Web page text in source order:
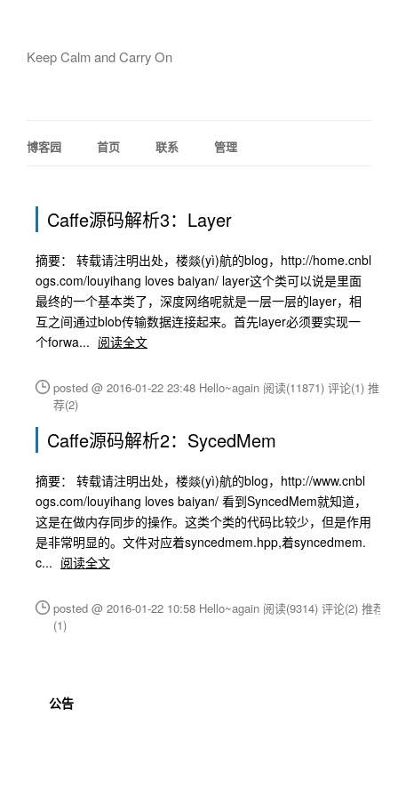
Keep Calm and Carry On
博客园 首页 联系 管理
Caffe源码解析3：Layer
摘要： 转载请注明出处，楼燚(yì)航的blog，http://home.cnbl
ogs.com/louyihang loves baiyan/ layer这个类可以说是里面
最终的一个基本类了，深度网络呢就是一层一层的layer，相
互之间通过blob传输数据连接起来。首先layer必须要实现一
个forwa... 阅读全文
posted @ 2016-01-22 23:48 Hello~again 阅读(11871) 评论(1) 推
荐(2)
Caffe源码解析2：SycedMem
摘要： 转载请注明出处，楼燚(yì)航的blog，http://www.cnbl
ogs.com/louyihang loves baiyan/ 看到SyncedMem就知道，
这是在做内存同步的操作。这类个类的代码比较少，但是作用
是非常明显的。文件对应着syncedmem.hpp,着syncedmem.
c... 阅读全文
posted @ 2016-01-22 10:58 Hello~again 阅读(9314) 评论(2) 推荐
(1)
公告